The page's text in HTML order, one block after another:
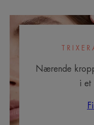
Nærende
i et